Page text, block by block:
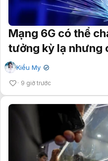
Mạng 6G có thể
tưởng kỳ lạ nhưng
Kiều My ✔
9 giờ trước